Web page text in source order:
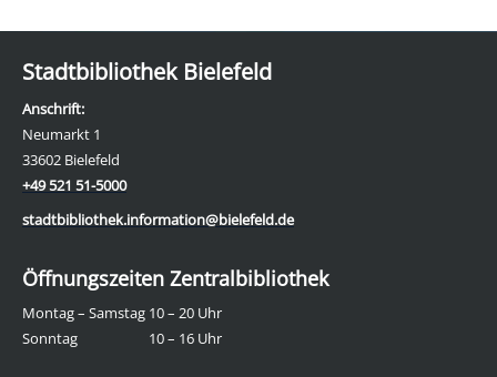
Stadtbibliothek Bielefeld
Anschrift:
Neumarkt 1
33602 Bielefeld
+49 521 51-5000
stadtbibliothek.information@bielefeld.de
Öffnungszeiten Zentralbibliothek
Montag – Samstag 10 – 20 Uhr
Sonntag
10 – 16 Uhr